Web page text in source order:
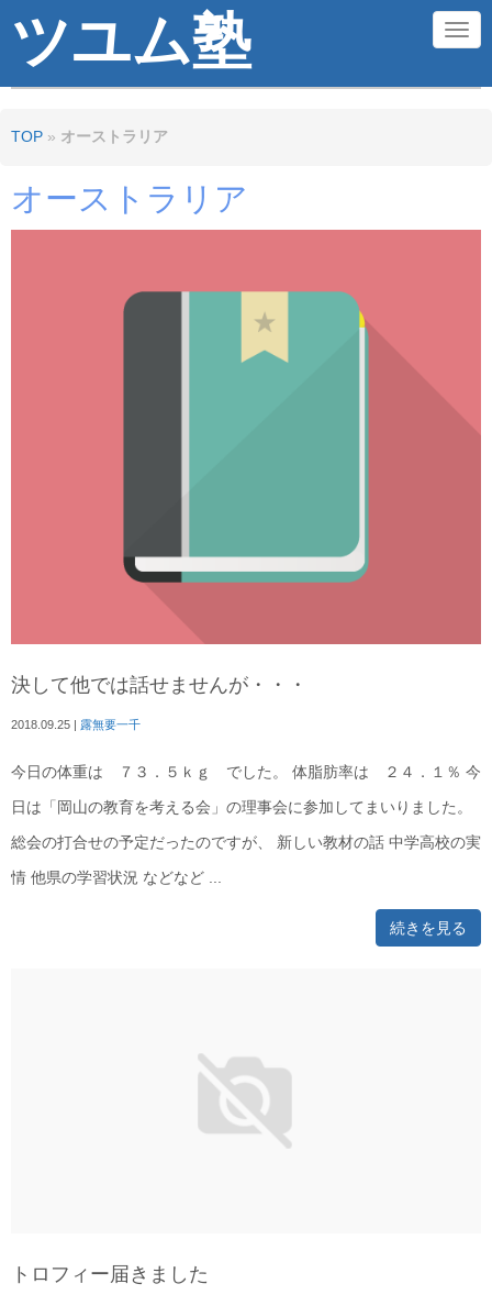
ツユム塾 N
TOP » オーストラリア
オーストラリア
決して他では話せませんが・・・
2018.09.25 | 露無要一千
今日の体重は ７３．５ｋｇ でした。 体脂肪率は ２４．１％ 今
日は「岡山の教育を考える会」の理事会に参加してまいりました。
総会の打合せの予定だったのですが、 新しい教材の話 中学高校の実
情 他県の学習状況 などなど ...
続きを見る
トロフィー届きました